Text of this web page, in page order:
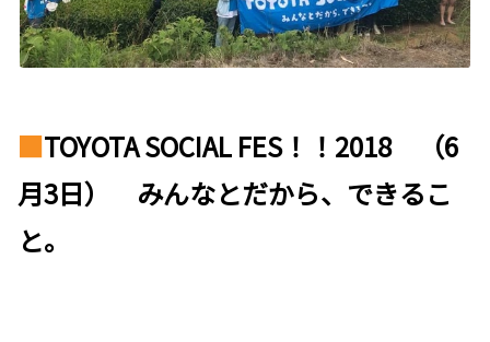
■TOYOTA SOCIAL FES！！2018 （6
月3日） みんなとだから、できるこ
と。